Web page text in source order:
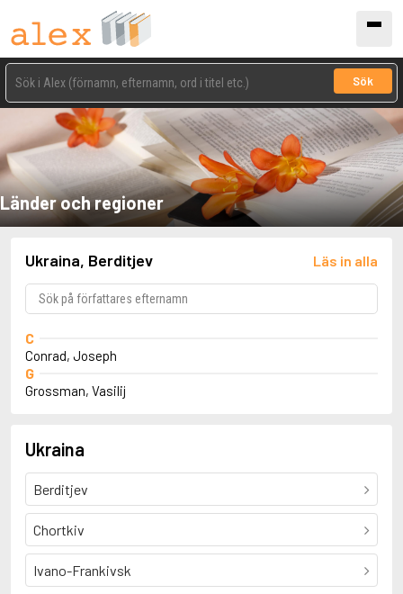
Sök
Länder och regioner
Ukraina, Berditjev Läs in alla
C
Conrad, Joseph
G
Grossman, Vasilij
Ukraina
Berditjev
Chortkiv
Ivano-Frankivsk